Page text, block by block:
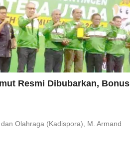
Resmi Dibubarkan, Bonus
Olahraga (Kadispora), M. Armand